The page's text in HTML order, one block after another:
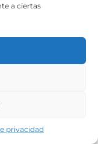
a ciertas
privacidad